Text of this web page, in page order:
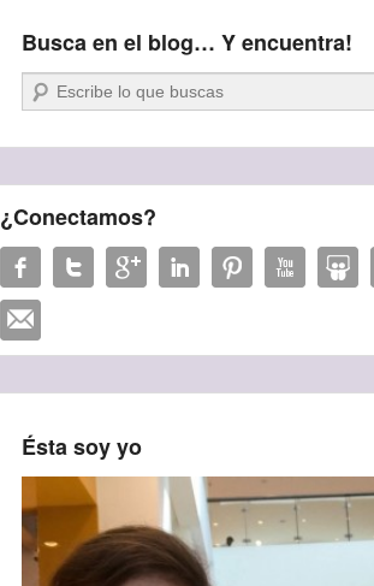
Busca en el blog… Y encuentra!
Buscar
¿Conectamos?
Ésta soy yo